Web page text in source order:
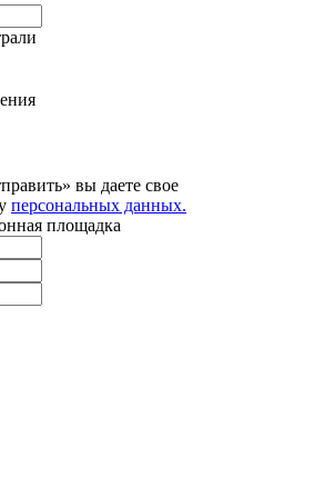
вы даете свое
персональных данных.
площадка